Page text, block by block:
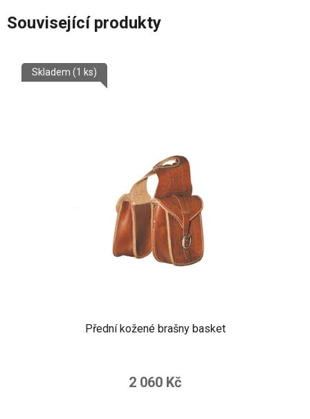
Související produkty
Přední kožené brašny basket
Skladem (1 ks)
2 060 Kč